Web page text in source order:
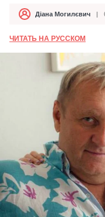
АвторДіана Могилєвич
Дата публікації
ЧИТАТЬ НА РУССКОМ